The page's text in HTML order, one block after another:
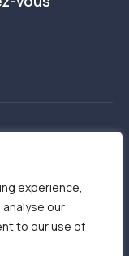
experience,
our
to our use of